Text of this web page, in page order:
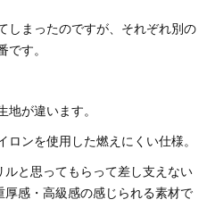
しまったのですが、それぞれ別の
です。
地が違います。
ロンを使用した燃えにくい仕様。
ルと思ってもらって差し支えない
厚感・高級感の感じられる素材で